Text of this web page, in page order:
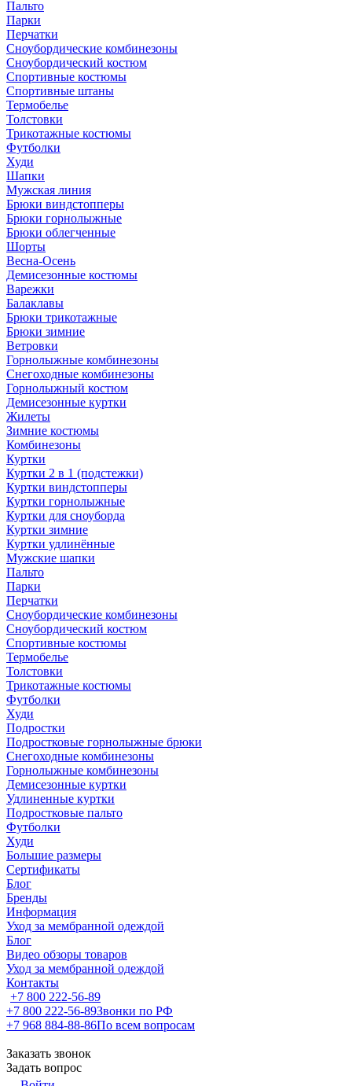
Пальто
Парки
Перчатки
Сноубордические комбинезоны
Сноубордический костюм
Спортивные костюмы
Спортивные штаны
Термобелье
Толстовки
Трикотажные костюмы
Футболки
Худи
Шапки
Мужская линия
Брюки виндстопперы
Брюки горнолыжные
Брюки облегченные
Шорты
Весна-Осень
Демисезонные костюмы
Варежки
Балаклавы
Брюки трикотажные
Брюки зимние
Ветровки
Горнолыжные комбинезоны
Снегоходные комбинезоны
Горнолыжный костюм
Демисезонные куртки
Жилеты
Зимние костюмы
Комбинезоны
Куртки
Куртки 2 в 1 (подстежки)
Куртки виндстопперы
Куртки горнолыжные
Куртки для сноуборда
Куртки зимние
Куртки удлинённые
Мужские шапки
Пальто
Парки
Перчатки
Сноубордические комбинезоны
Сноубордический костюм
Спортивные костюмы
Термобелье
Толстовки
Трикотажные костюмы
Футболки
Худи
Подростки
Подростковые горнолыжные брюки
Снегоходные комбинезоны
Горнолыжные комбинезоны
Демисезонные куртки
Удлиненные куртки
Подростковые пальто
Футболки
Худи
Большие размеры
Сертификаты
Блог
Бренды
Информация
Уход за мембранной одеждой
Блог
Видео обзоры товаров
Уход за мембранной одеждой
Контакты
+7 800 222-56-89
+7 800 222-56-89Звонки по РФ
+7 968 884-88-86По всем вопросам
Заказать звонок
Задать вопрос